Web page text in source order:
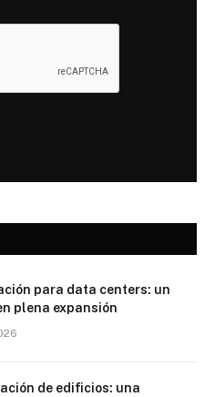
para data centers: un
plena expansión
de edificios: una